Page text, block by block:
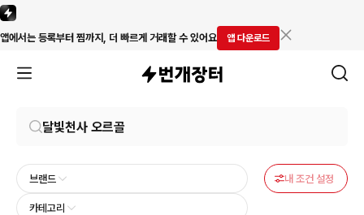
앱에서는 등록부터 찜까지, 더 빠르게 거래할 수 있어요 앱 다운로드
브랜드
카테고리